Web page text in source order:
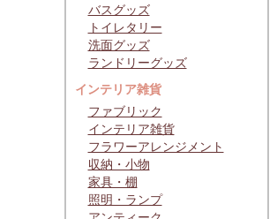
バスグッズ
トイレタリー
洗面グッズ
ランドリーグッズ
インテリア雑貨
ファブリック
インテリア雑貨
フラワーアレンジメント
収納・小物
家具・棚
照明・ランプ